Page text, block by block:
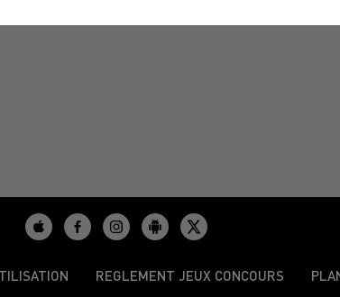
REGLEMENT JEUX CONCOURS